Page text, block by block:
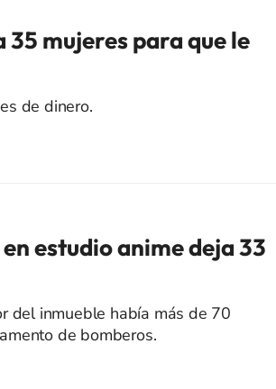
mujeres para que le
de dinero.
estudio anime deja 33
del inmueble había más de 70
de bomberos.